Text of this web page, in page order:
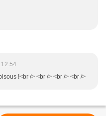
!<br /> <br /> <br /> <br />